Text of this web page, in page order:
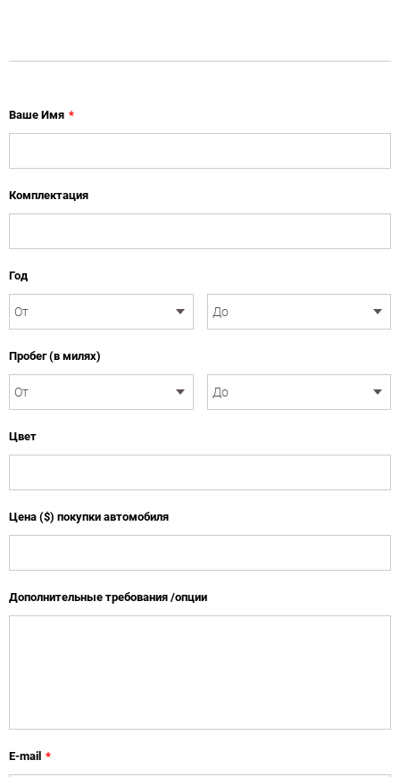
Ваше Имя *
Комплектация
Год
Пробег (в милях)
Цвет
Цена ($) покупки автомобиля
Дополнительные требования /опции
E-mail *